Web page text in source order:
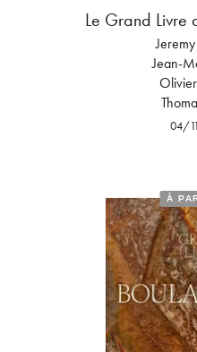
Le Grand Livre
Jean-
04/
À